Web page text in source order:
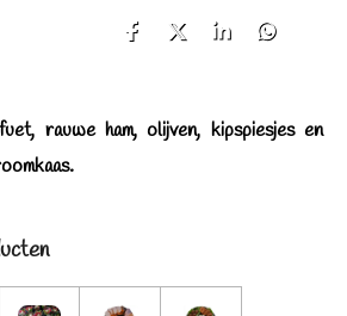
D
n
D
S
e
D
n
rauwe ham, olijven, kipspiesjes en